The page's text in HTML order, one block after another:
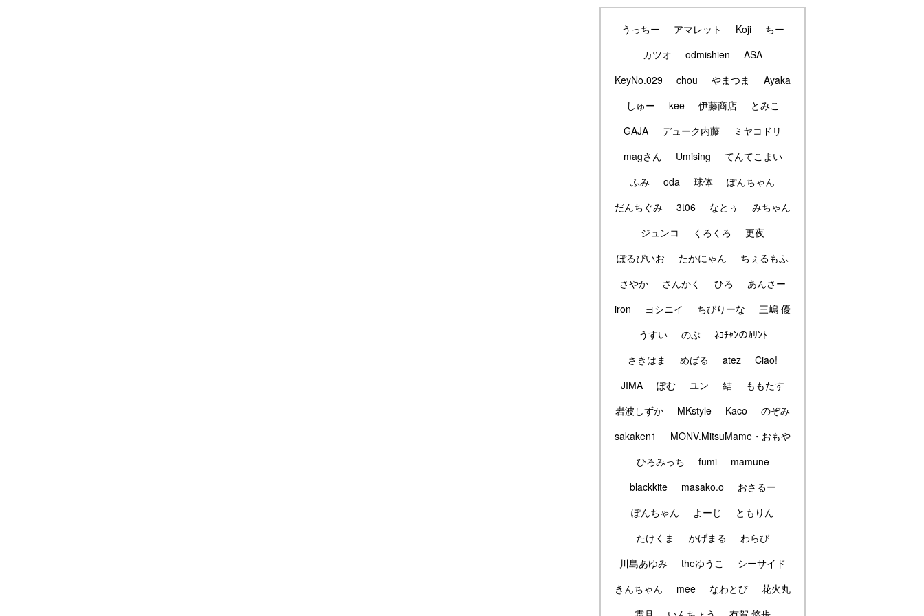
うっちー アマレット Koji
ちー
カツオ
odmishien
ASA
KeyNo.029
chou やまつま
Ayaka
しゅー
kee 伊藤商店
とみこ
GAJA
デューク内藤
ミヤコドリ
magさん
Umising
てんてこまい
ふみ
oda 球体
ぽんちゃん
だんちぐみ
3t06 なとぅ
みちゃん
ジュンコ
くろくろ
更夜
ぽるぴいお
たかにゃん
ちぇるもふ
さやか
さんかく ひろ
あんさー
iron
ヨシニイ ちびりーな
三嶋 優
うすい
のぶ
ﾈｺﾁｬﾝのｶﾘﾝﾄ
さきはま
めばる atez
Ciao!
JIMA
ぽむ ユン 結
ももたす
岩波しずか
MKstyle Kaco
のぞみ
sakaken1
MONV.MitsuMame・おもや
ひろみっち
fumi
mamune
blackkite
masako.o
おさるー
ぽんちゃん
よーじ
ともりん
たけくま
かげまる
わらび
川島あゆみ
theゆうこ
シーサイド
きんちゃん
mee なわとび
花火丸